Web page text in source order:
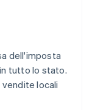
dell'imposta
tutto lo stato.
locali